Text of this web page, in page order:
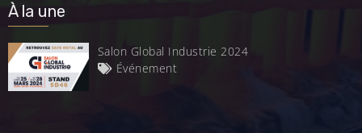
À la une
Salon Global Industrie 2024
Événement